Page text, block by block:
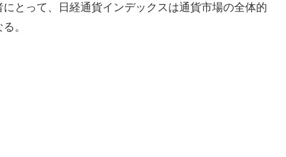
とって、日経通貨インデックスは通貨市場の全体的
。